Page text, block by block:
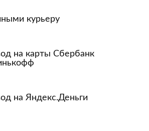
курьеру
на карты Сбербанк
на Яндекс.Деньги